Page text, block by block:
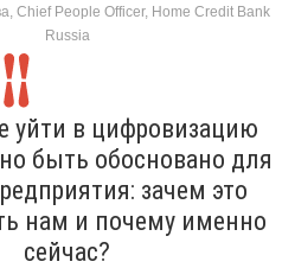
Chief People Officer, Home Credit Bank
Russia
уйти в цифровизацию
быть обосновано для
зачем это
нам и почему именно
сейчас?